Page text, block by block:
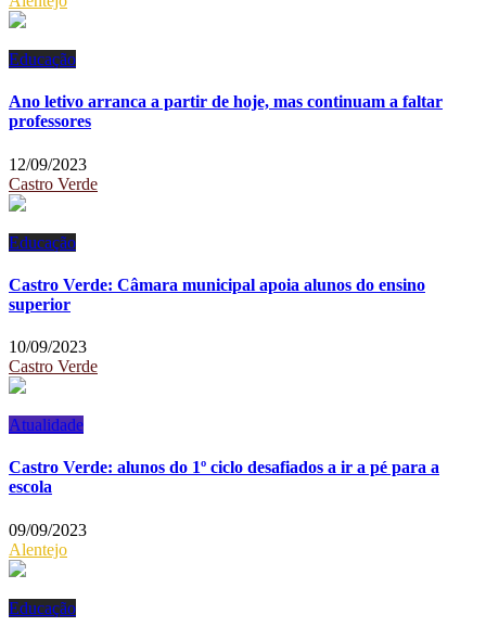
Educação
Ano letivo arranca a partir de hoje, mas continuam a faltar
professores
12/09/2023
Castro Verde
Educação
Castro Verde: Câmara municipal apoia alunos do ensino
superior
10/09/2023
Castro Verde
Atualidade
Castro Verde: alunos do 1º ciclo desafiados a ir a pé para a
escola
09/09/2023
Alentejo
Educação